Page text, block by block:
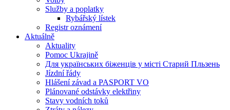
Služby a poplatky
Rybářský lístek
Registr oznámení
Aktuálně
Aktuality
Pomoc Ukrajině
Для українських біженців у місті Старий Пльзень
Jízdní řády
Hlášení závad a PASPORT VO
Plánované odstávky elektřiny
Stavy vodních toků